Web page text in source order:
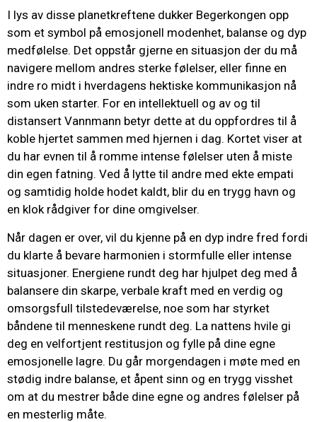
I lys av disse planetkreftene dukker Begerkongen opp
som et symbol på emosjonell modenhet, balanse og dyp
medfølelse. Det oppstår gjerne en situasjon der du må
navigere mellom andres sterke følelser, eller finne en
indre ro midt i hverdagens hektiske kommunikasjon nå
som uken starter. For en intellektuell og av og til
distansert Vannmann betyr dette at du oppfordres til å
koble hjertet sammen med hjernen i dag. Kortet viser at
du har evnen til å romme intense følelser uten å miste
din egen fatning. Ved å lytte til andre med ekte empati
og samtidig holde hodet kaldt, blir du en trygg havn og
en klok rådgiver for dine omgivelser.
Når dagen er over, vil du kjenne på en dyp indre fred fordi
du klarte å bevare harmonien i stormfulle eller intense
situasjoner. Energiene rundt deg har hjulpet deg med å
balansere din skarpe, verbale kraft med en verdig og
omsorgsfull tilstedeværelse, noe som har styrket
båndene til menneskene rundt deg. La nattens hvile gi
deg en velfortjent restitusjon og fylle på dine egne
emosjonelle lagre. Du går morgendagen i møte med en
stødig indre balanse, et åpent sinn og en trygg visshet
om at du mestrer både dine egne og andres følelser på
en mesterlig måte.